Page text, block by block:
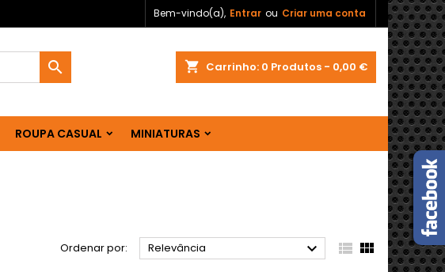
Bem-vindo(a), Entrar ou Criar uma conta
shopping_cart Carrinho: 0 Produtos - 0,00 €

ROUPA CASUAL MINIATURAS
Ordenar por: Relevância   